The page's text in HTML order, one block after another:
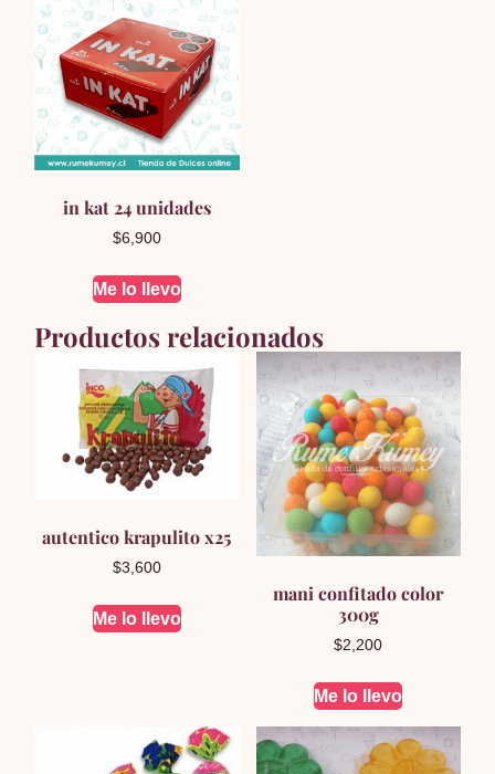
in kat 24 unidades
$6,900
Me lo llevo
Productos relacionados
autentico krapulito x25
$3,600
Me lo llevo
mani confitado color
300g
$2,200
Me lo llevo